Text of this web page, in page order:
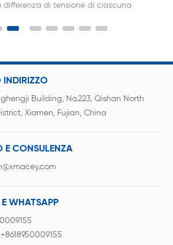
differenza di tensione di ciascuna
volte. Senza limiti di capacità,
INDIRIZZO
Building, No.223, Qishan North
Xiamen, Fujian, China
E CONSULENZA
WHATSAPP
+8618950009155